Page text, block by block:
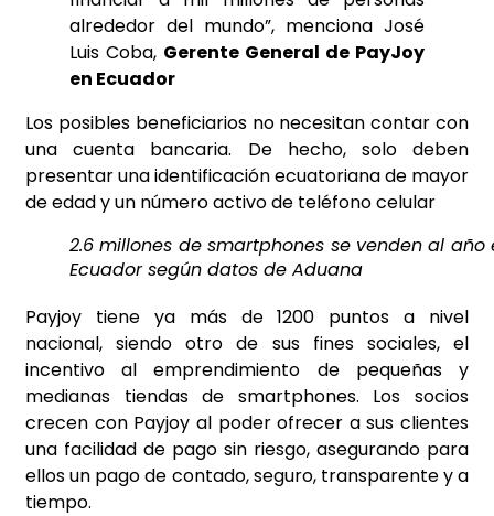
alrededor del mundo”, menciona José
Luis Coba, Gerente General de PayJoy
en Ecuador
Los posibles beneficiarios no necesitan contar con
una cuenta bancaria. De hecho, solo deben
presentar una identificación ecuatoriana de mayor
de edad y un número activo de teléfono celular
2.6 millones de smartphones se venden al año
Ecuador según datos de Aduana
Payjoy tiene ya más de 1200 puntos a nivel
nacional, siendo otro de sus fines sociales, el
incentivo al emprendimiento de pequeñas y
medianas tiendas de smartphones. Los socios
crecen con Payjoy al poder ofrecer a sus clientes
una facilidad de pago sin riesgo, asegurando para
ellos un pago de contado, seguro, transparente y a
tiempo.